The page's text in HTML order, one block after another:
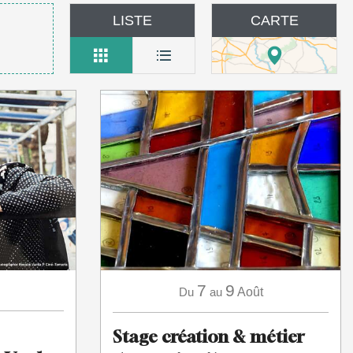
LISTE CARTE
Du 7 au 9 Août
Stage création & métier